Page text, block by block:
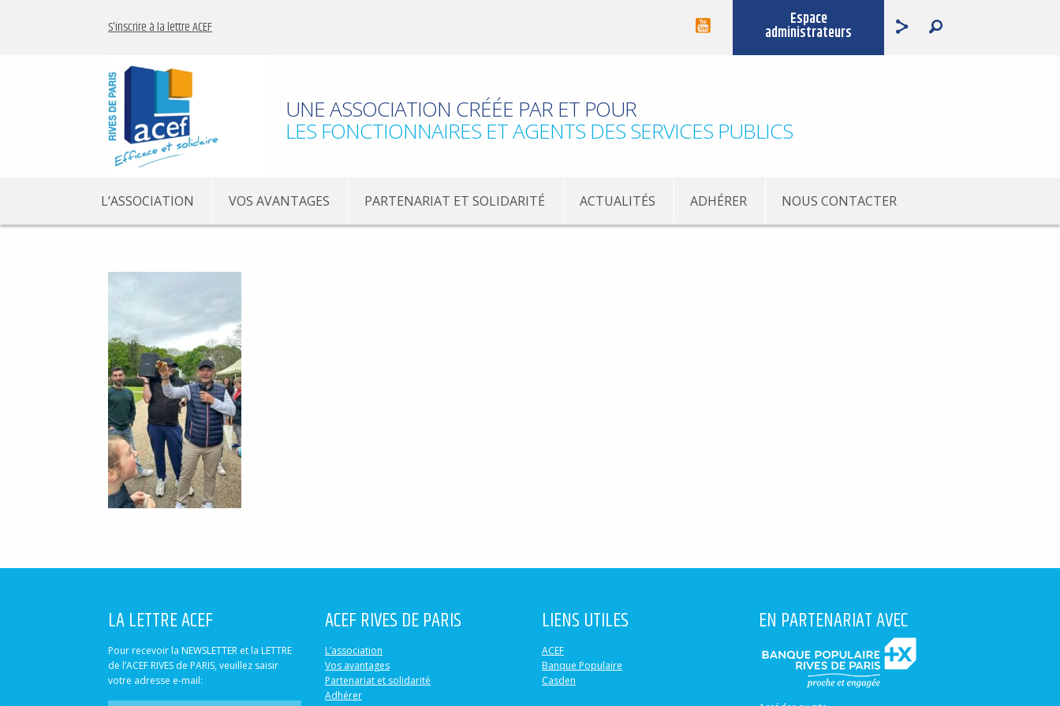
S'inscrire à la lettre ACEF Espace
administrateurs
UNE ASSOCIATION CRÉÉE PAR ET POUR
LES FONCTIONNAIRES ET AGENTS DES SERVICES PUBLICS
L’ASSOCIATION VOS AVANTAGES PARTENARIAT ET SOLIDARITÉ ACTUALITÉS ADHÉRER NOUS CONTACTER
LA LETTRE ACEF
Pour recevoir la NEWSLETTER et la LETTRE
de l’ACEF RIVES de PARIS, veuillez saisir
votre adresse e-mail:
ACEF RIVES DE PARIS
L’association
Vos avantages
Partenariat et solidarité
Adhérer
LIENS UTILES
ACEF
Banque Populaire
Casden
EN PARTENARIAT AVEC